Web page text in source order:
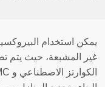
يمكن استخدام
غير المشبعة، حيث يتم